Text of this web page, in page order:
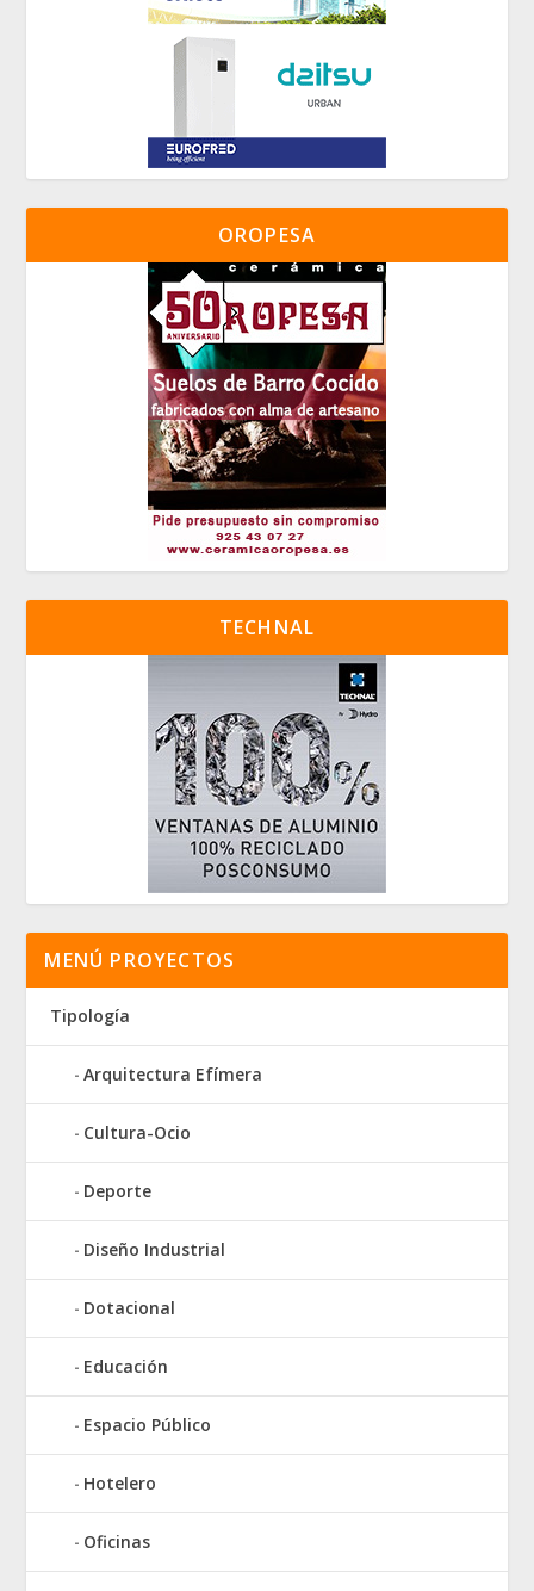
OROPESA
TECHNAL
MENÚ PROYECTOS
Tipología
Arquitectura Efímera
Cultura-Ocio
Deporte
Diseño Industrial
Dotacional
Educación
Espacio Público
Hotelero
Oficinas